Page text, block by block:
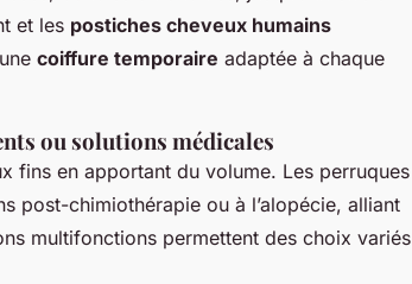
et les postiches cheveux humains
coiffure temporaire adaptée à chaque
ou solutions médicales
fins en apportant du volume. Les perruques
post-chimiothérapie ou à l’alopécie, alliant
multifonctions permettent des choix variés